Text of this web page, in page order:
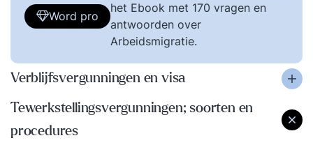
Word pro
het Ebook met 170 vragen en
antwoorden over
Arbeidsmigratie.
Verblijfsvergunningen en visa
Tewerkstellingsvergunningen; soorten en
procedures